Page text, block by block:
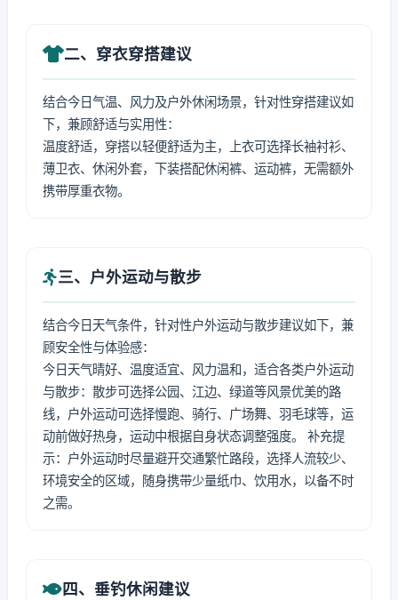
二、穿衣穿搭建议
结合今日气温、风力及户外休闲场景，针对性穿搭建议如
下，兼顾舒适与实用性：
温度舒适，穿搭以轻便舒适为主，上衣可选择长袖衬衫、
薄卫衣、休闲外套，下装搭配休闲裤、运动裤，无需额外
携带厚重衣物。
三、户外运动与散步
结合今日天气条件，针对性户外运动与散步建议如下，兼
顾安全性与体验感：
今日天气晴好、温度适宜、风力温和，适合各类户外运动
与散步：散步可选择公园、江边、绿道等风景优美的路
线，户外运动可选择慢跑、骑行、广场舞、羽毛球等，运
动前做好热身，运动中根据自身状态调整强度。 补充提
示：户外运动时尽量避开交通繁忙路段，选择人流较少、
环境安全的区域，随身携带少量纸巾、饮用水，以备不时
之需。
四、垂钓休闲建议